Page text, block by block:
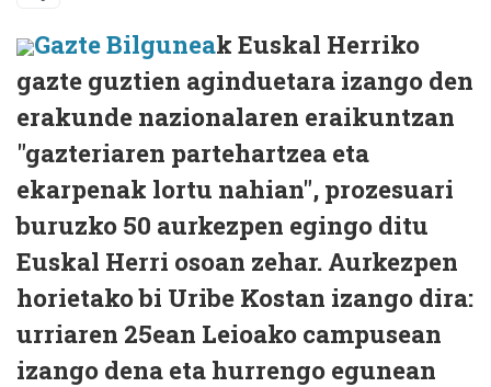
Gazte Bilguneak Euskal Herriko
gazte guztien aginduetara izango den
erakunde nazionalaren eraikuntzan
"gazteriaren partehartzea eta
ekarpenak lortu nahian", prozesuari
buruzko 50 aurkezpen egingo ditu
Euskal Herri osoan zehar. Aurkezpen
horietako bi Uribe Kostan izango dira:
urriaren 25ean Leioako campusean
izango dena eta hurrengo egunean